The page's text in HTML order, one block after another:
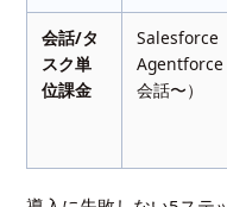
会話/タ
スク単
位課金
Salesforce
会話〜）